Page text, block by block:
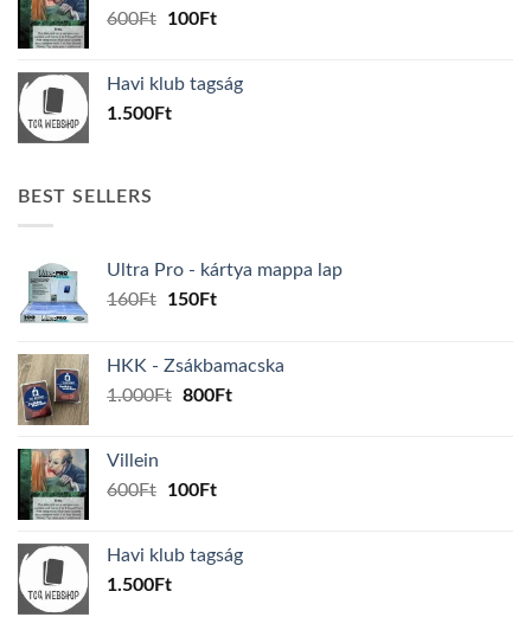
600Ft
Original
600Ft.
100FtCurrent
100Ft.
Havi klub tagság
1.500Ft
BEST SELLERS
Ultra Pro - kártya mappa lap
160Ft
Original
160Ft.
150FtCurrent
150Ft.
HKK - Zsákbamacska
1.000Ft Original
800FtCurrent
Villein
600Ft
Original
600Ft.
100FtCurrent
100Ft.
Havi klub tagság
1.500Ft